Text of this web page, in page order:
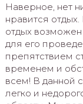
Наверное, нет
нравится
отдых возможен
для его
препятствием
временем и
всем! В данной
легко и